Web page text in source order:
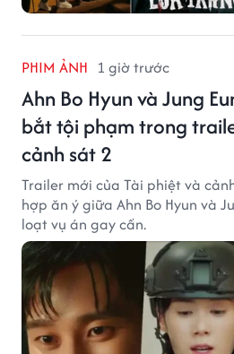
PHIM ẢNH 1 giờ trước
Ahn Bo Hyun và Jung
bắt tội phạm trong
cảnh sát 2
Trailer mới của Tài phiệt và
hợp ăn ý giữa Ahn Bo Hyun và
loạt vụ án gay cấn.